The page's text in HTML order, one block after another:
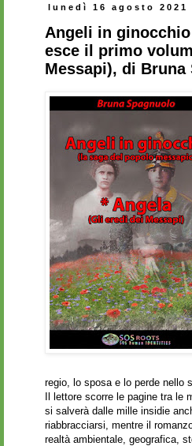
lunedì 16 agosto 2021
Angeli in
esce il primo
Messapi), di Bruna
regio, lo sposa e lo perde nello
Il lettore scorre le pagine tra le
si salverà dalle mille insidie
riabbracciarsi, mentre il
realtà ambientale, geografica,